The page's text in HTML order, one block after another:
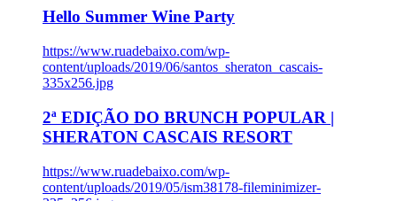
Hello Summer Wine Party
https://www.ruadebaixo.com/wp-
content/uploads/2019/06/santos_sheraton_cascais-
335x256.jpg
2ª EDIÇÃO DO BRUNCH POPULAR |
SHERATON CASCAIS RESORT
https://www.ruadebaixo.com/wp-
content/uploads/2019/05/ism38178-fileminimizer-